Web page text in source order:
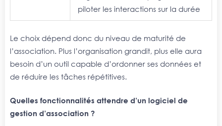
piloter les interactions sur la durée
Le choix dépend donc du niveau de maturité de
l’association. Plus l’organisation grandit, plus elle aura
besoin d’un outil capable d’ordonner ses données et
de réduire les tâches répétitives.
Quelles fonctionnalités attendre d’un logiciel de
gestion d’association ?